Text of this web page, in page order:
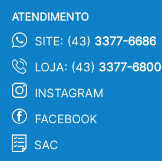
ATENDIMENTO
SITE: (43) 3377-6686
LOJA: (43) 3377-6800
INSTAGRAM
FACEBOOK
SAC